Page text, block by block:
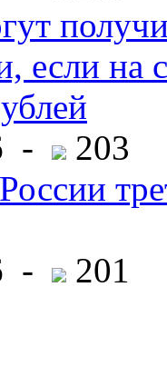
если на
-
203
-
201